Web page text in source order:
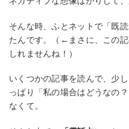
そんな時、ふとネットで「既
たんです。（←まさに、この
しれませんね！）
いくつかの記事を読んで、少
っぱり「私の場合はどうなの
なくて。